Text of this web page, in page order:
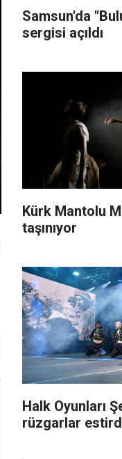
Samsun'da
sergisi açıldı
Kürk Mantolu
taşınıyor
Halk Oyunları
rüzgarlar